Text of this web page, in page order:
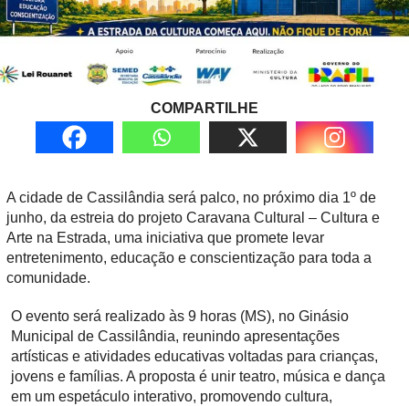
COMPARTILHE
A cidade de Cassilândia será palco, no próximo dia 1º de
junho, da estreia do projeto Caravana Cultural – Cultura e
Arte na Estrada, uma iniciativa que promete levar
entretenimento, educação e conscientização para toda a
comunidade.
O evento será realizado às 9 horas (MS), no Ginásio
Municipal de Cassilândia, reunindo apresentações
artísticas e atividades educativas voltadas para crianças,
jovens e famílias. A proposta é unir teatro, música e dança
em um espetáculo interativo, promovendo cultura,